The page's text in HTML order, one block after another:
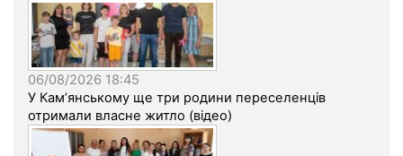
06/08/2026 18:45
У Кам’янському ще три родини переселенців
отримали власне житло (відео)